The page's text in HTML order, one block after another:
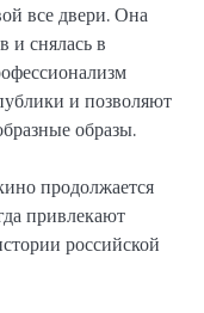
все двери. Она
и снялась в
и позволяют
образы.
продолжается
привлекают
российской